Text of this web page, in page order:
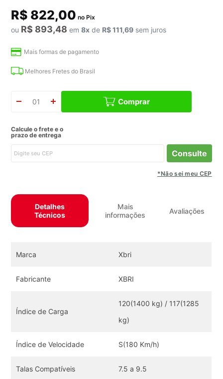
ou R$ 893,48 em8x de R$ 111,69 sem juros
R$ 822,00 no Pix
Mais formas de pagamento
Melhores Fretes do Brasil
Comprar
Calcule o frete e o
prazo de entrega
Consulte
*Não sei meu CEP
Detalhes
Técnicos
Mais
informações
Avaliações
Marca Xbri
Fabricante XBRI
Índice de Carga
120(1400 kg) / 117(1285
kg)
Índice de Velocidade S(180 Km/h)
Talas Compatíveis 7.5 a 9.5